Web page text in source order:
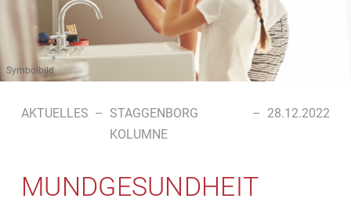
Symbolbild
AKTUELLES – STAGGENBORG
KOLUMNE
– 28.12.2022
MUNDGESUNDHEIT